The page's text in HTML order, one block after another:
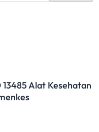
13485 Alat Kesehatan